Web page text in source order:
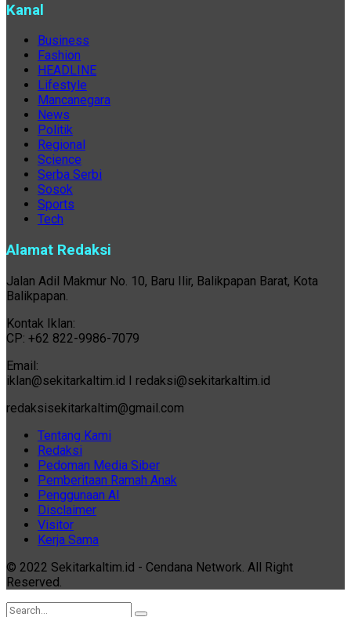
Kanal
Business
Fashion
HEADLINE
Lifestyle
Mancanegara
News
Politik
Regional
Science
Serba Serbi
Sosok
Sports
Tech
Alamat Redaksi
Jalan Adil Makmur No. 10, Baru Ilir, Balikpapan Barat, Kota
Balikpapan.
Kontak Iklan:
CP: +62 822-9986-7079
Email:
iklan@sekitarkaltim.id I redaksi@sekitarkaltim.id
redaksisekitarkaltim@gmail.com
Tentang Kami
Redaksi
Pedoman Media Siber
Pemberitaan Ramah Anak
Penggunaan AI
Disclaimer
Visitor
Kerja Sama
© 2022 Sekitarkaltim.id - Cendana Network. All Right
Reserved.